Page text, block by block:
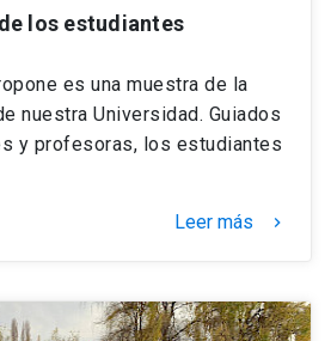
los estudiantes
es una muestra de la
nuestra Universidad. Guiados
y profesoras, los estudiantes
Leer más keyboard_arrow_right